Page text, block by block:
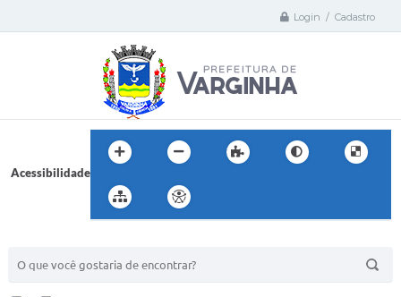
Login / Cadastro
Acessibilidade